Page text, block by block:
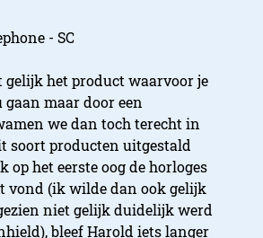
gelijk het product waarvoor je
gaan maar door een
we dan toch terecht in
soort producten uitgestald
op het eerste oog de horloges
vond (ik wilde dan ook gelijk
niet gelijk duidelijk werd
bleef Harold iets langer